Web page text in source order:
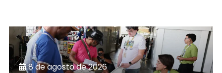
8 de agosto de 2026